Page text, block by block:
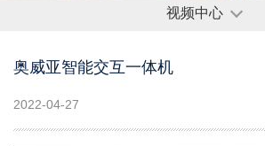
视频中心
奥威亚智能交互一体机
2022-04-27